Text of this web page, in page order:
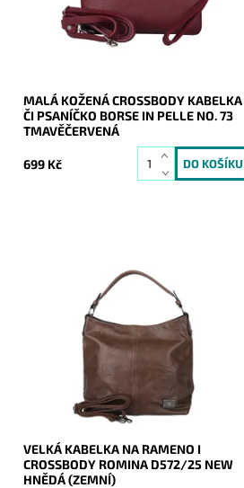
Dostupnost:
Skladem
21049
Borse in pelle
MALÁ KOŽENÁ CROSSBODY KABELKA
ČI PSANÍČKO BORSE IN PELLE NO. 73
TMAVĚČERVENÁ
699 Kč
Jedna z nejprodávanějších kabelek roku
2024 a 2025 je zpět a v novém designu
- je doplněna o aplikaci značky na čelní
straně kabelky.
Dostupnost:
Skladem
ROMINA&CO
2 roky
VELKÁ KABELKA NA RAMENO I
CROSSBODY ROMINA D572/25 NEW
HNĚDÁ (ZEMNÍ)